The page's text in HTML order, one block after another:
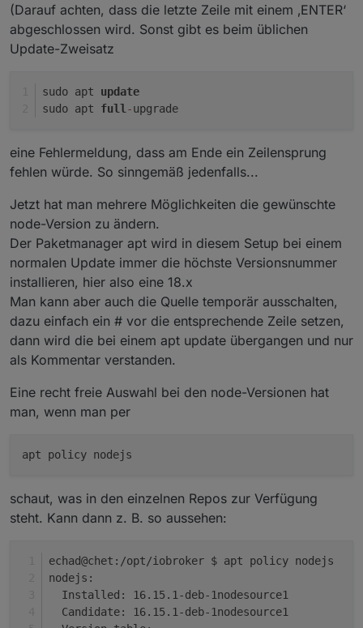
(Darauf achten, dass die letzte Zeile mit einem ‚ENTER‘
abgeschlossen wird. Sonst gibt es beim üblichen
Update-Zweisatz
sudo apt update
sudo apt full -upgrade
eine Fehlermeldung, dass am Ende ein Zeilensprung
fehlen würde. So sinngemäß jedenfalls...
Jetzt hat man mehrere Möglichkeiten die gewünschte
node-Version zu ändern.
Der Paketmanager apt wird in diesem Setup bei einem
normalen Update immer die höchste Versionsnummer
installieren, hier also eine 18.x
Man kann aber auch die Quelle temporär ausschalten,
dazu einfach ein # vor die entsprechende Zeile setzen,
dann wird die bei einem apt update übergangen und nur
als Kommentar verstanden.
Eine recht freie Auswahl bei den node-Versionen hat
man, wenn man per
schaut, was in den einzelnen Repos zur Verfügung
steht. Kann dann z. B. so aussehen:
echad@chet:/opt/iobroker $ apt policy nodejs
nodejs:
  Installed: 16.15.1-deb-1nodesource1
  Candidate: 16.15.1-deb-1nodesource1